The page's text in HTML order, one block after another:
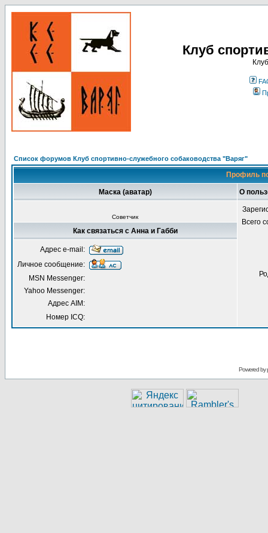
Клуб
Список форумов Клуб спортивно-служебного собаководства "Варяг"
Профиль
Маска (аватар) О
Советчик
Всего
Как связаться с Анна и Габби
Адрес e-mail:
Личное сообщение:
MSN Messenger:
Yahoo Messenger:
Адрес AIM:
Номер ICQ:
Powered by